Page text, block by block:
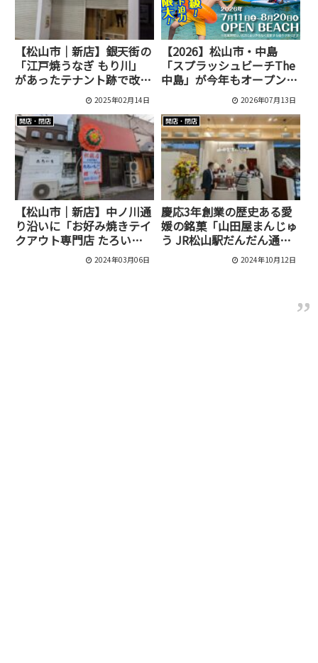
【松山市｜新店】銀天街の
「江戸焼うなぎ もり川」
があったテナント跡で改装
工事をしていました！｜天
2025年02月14日
【2026】松山市・中島
「スプラッシュビーチThe
中島」が今年もオープン！
四国最大級の海上アスレチ
2026年07月13日
開店・閉店
【松山市｜新店】中ノ川通
り沿いに「お好み焼きテイ
クアウト専門店 たろい
ち」がオープンしました！
2024年03月06日
開店・閉店
慶応3年創業の歴史ある愛
媛の銘菓「山田屋まんじゅ
う JR松山駅だんだん通り
店」がオープンしました！
2024年10月12日